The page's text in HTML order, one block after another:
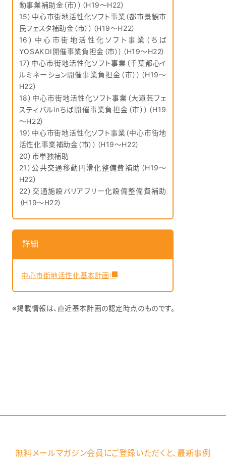
動事業補助金（市））（H19～H22）
15）中心市街地活性化ソフト事業（都市景観市
民フェスタ補助金（市））（H19～H22）
16）中心市街地活性化ソフト事業（ちば
YOSAKOI開催事業負担金（市））（H19～H22）
17）中心市街地活性化ソフト事業（千葉都心イ
ルミネーション開催事業負担金（市））（H19～
H22）
18）中心市街地活性化ソフト事業（大道芸フェ
スティバルinちば開催事業負担金（市））（H19
～H22）
19）中心市街地活性化ソフト事業（中心市街地
活性化事業補助金（市））（H19～H22）
20）市単独補助
21）公共交通移動円滑化整備費補助（H19～
H22）
22）交通施設バリアフリー化設備整備費補助
（H19～H22）
詳細
中心市街地活性化基本計画
※掲載情報は、直近基本計画の認定時点のものです。
無料メールマガジン会員にご登録いただくと、 最新事例